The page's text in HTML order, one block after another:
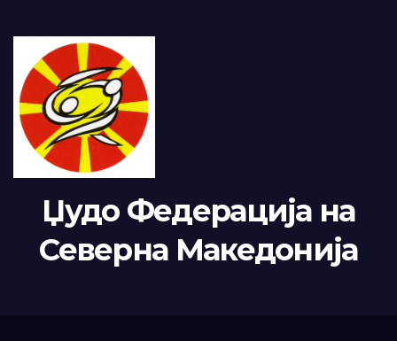
Џудо Федерација на
Северна Македонија